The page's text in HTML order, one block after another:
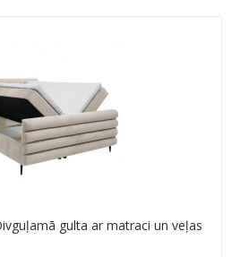
gulta ar matraci un veļas